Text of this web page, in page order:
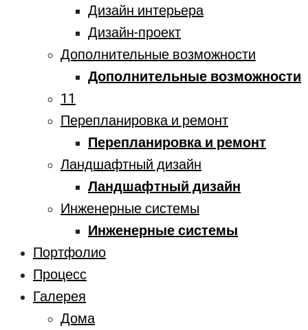
Дизайн интерьера
Дизайн-проект
Дополнительные возможности
Дополнительные возможности
11
Перепланировка и ремонт
Перепланировка и ремонт
Ландшафтный дизайн
Ландшафтный дизайн
Инженерные системы
Инженерные системы
Портфолио
Процесс
Галерея
Дома